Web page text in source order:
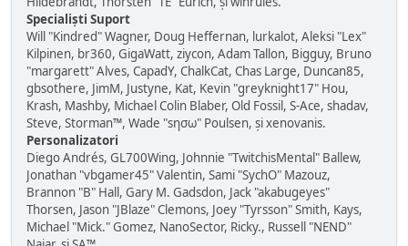
Specialiști Suport
Will "Kindred" Wagner, Doug Heffernan, lurkalot, Aleksi "Lex"
Kilpinen, br360, GigaWatt, ziycon, Adam Tallon, Bigguy, Bruno
"margarett" Alves, CapadY, ChalkCat, Chas Large, Duncan85,
gbsothere, JimM, Justyne, Kat, Kevin "greyknight17" Hou,
Krash, Mashby, Michael Colin Blaber, Old Fossil, S-Ace, shadav,
Steve, Storman™, Wade "sησω" Poulsen, și xenovanis.
Personalizatori
Diego Andrés, GL700Wing, Johnnie "TwitchisMental" Ballew,
Jonathan "vbgamer45" Valentin, Sami "SychO" Mazouz,
Brannon "B" Hall, Gary M. Gadsdon, Jack "akabugeyes"
Thorsen, Jason "JBlaze" Clemons, Joey "Tyrsson" Smith, Kays,
Michael "Mick." Gomez, NanoSector, Ricky., Russell "NEND"